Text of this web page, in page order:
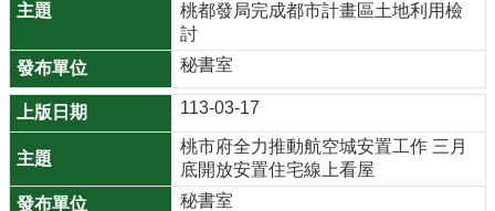
網
站
安
全
政
策
政
桃都發局完成都市計畫區土地利用檢
討
秘書室
113-03-17
桃市府全力推動航空城安置工作 三月
底開放安置住宅線上看屋
秘書室